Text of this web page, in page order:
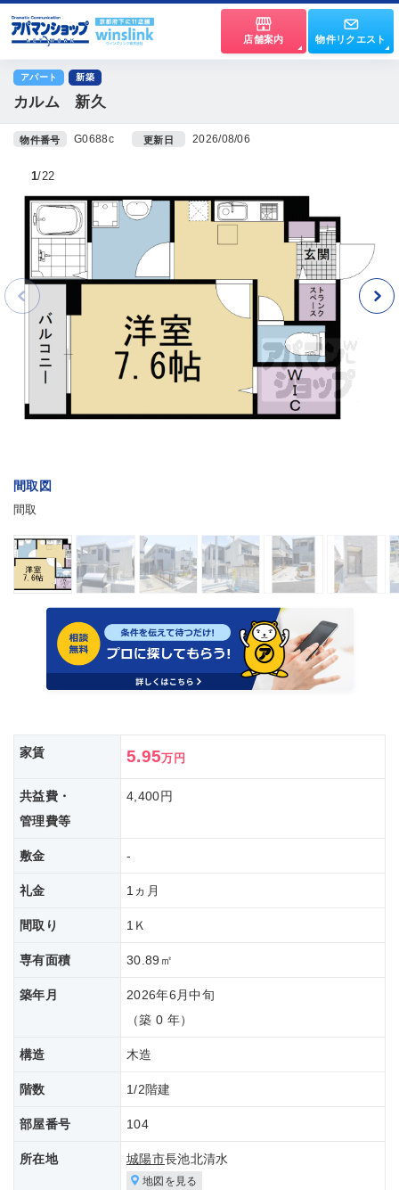
店舗案内 物件リクエスト
アパート 新築
カルム 新久
物件番号 G0688c 更新日 2026/08/06
間取図
間取
1 22
家賃 5.95万円
共益費・
管理費等
4,400円
敷金 -
礼金 1ヵ月
間取り 1Ｋ
専有面積 30.89㎡
築年月
2026年6月中旬
（築 0 年）
構造 木造
階数 1/2階建
部屋番号 104
所在地 城陽市長池北清水
地図を見る